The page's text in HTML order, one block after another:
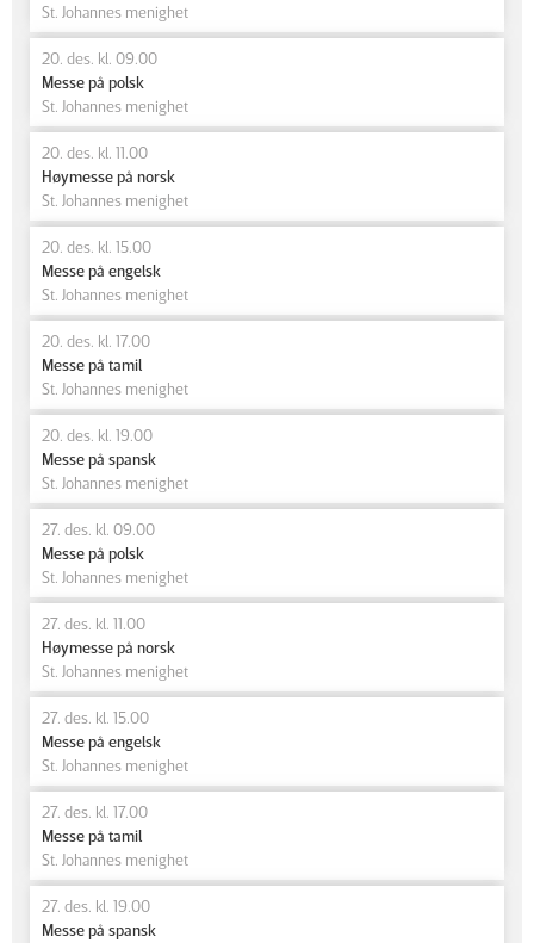
St. Johannes menighet
20. des. kl. 09.00
Messe på polsk
St. Johannes menighet
20. des. kl. 11.00
Høymesse på norsk
St. Johannes menighet
20. des. kl. 15.00
Messe på engelsk
St. Johannes menighet
20. des. kl. 17.00
Messe på tamil
St. Johannes menighet
20. des. kl. 19.00
Messe på spansk
St. Johannes menighet
27. des. kl. 09.00
Messe på polsk
St. Johannes menighet
27. des. kl. 11.00
Høymesse på norsk
St. Johannes menighet
27. des. kl. 15.00
Messe på engelsk
St. Johannes menighet
27. des. kl. 17.00
Messe på tamil
St. Johannes menighet
27. des. kl. 19.00
Messe på spansk